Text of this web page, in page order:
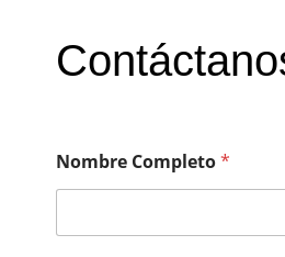
Nombre Completo*